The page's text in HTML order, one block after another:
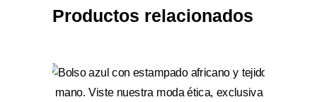
Productos relacionados